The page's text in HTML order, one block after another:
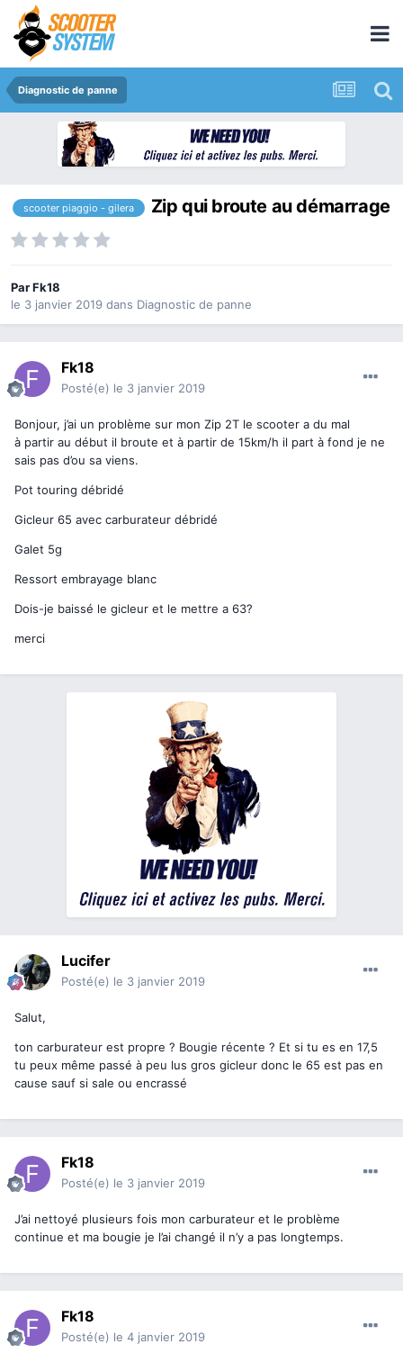
Diagnostic de panne
scooter piaggio - gilera Zip qui broute au démarrage
ParFk18
le 3 janvier 2019 dans Diagnostic de panne
Fk18
Posté(e) le 3 janvier 2019
Bonjour, j’ai un problème sur mon Zip 2T le scooter a du mal
à partir au début il broute et à partir de 15km/h il part à fond je ne
sais pas d’ou sa viens.
Pot touring débridé
Gicleur 65 avec carburateur débridé
Galet 5g
Ressort embrayage blanc
Dois-je baissé le gicleur et le mettre a 63?
merci
Lucifer
Posté(e) le 3 janvier 2019
Salut,
ton carburateur est propre ? Bougie récente ? Et si tu es en 17,5
tu peux même passé à peu lus gros gicleur donc le 65 est pas en
cause sauf si sale ou encrassé
Fk18
Posté(e) le 3 janvier 2019
J’ai nettoyé plusieurs fois mon carburateur et le problème
continue et ma bougie je l’ai changé il n’y a pas longtemps.
Fk18
Posté(e) le 4 janvier 2019